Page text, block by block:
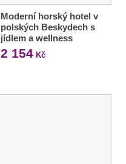
Moderní horský hotel v
polských Beskydech s
jídlem a wellness
2 154Kč